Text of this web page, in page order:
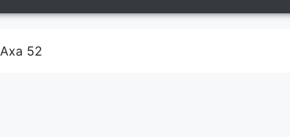
Axa 52